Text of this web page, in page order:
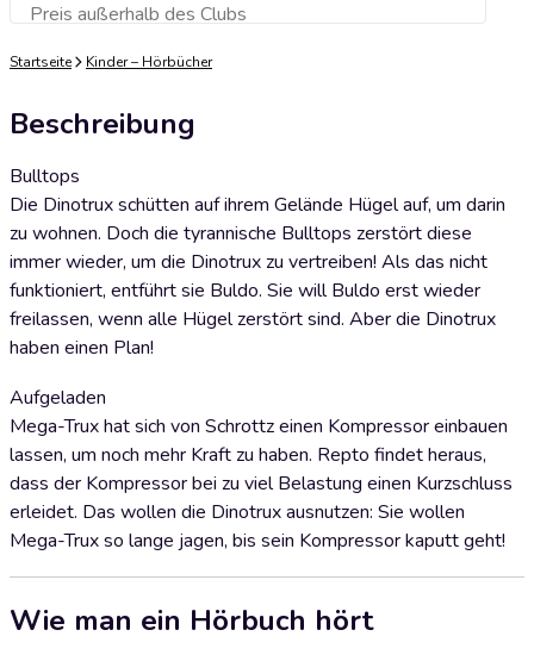
Preis außerhalb des ClubsZum Warenkorb hinzufügen
Startseite Kinder – Hörbücher
Beschreibung
Bulltops
Die Dinotrux schütten auf ihrem Gelände Hügel auf, um darin
zu wohnen. Doch die tyrannische Bulltops zerstört diese
immer wieder, um die Dinotrux zu vertreiben! Als das nicht
funktioniert, entführt sie Buldo. Sie will Buldo erst wieder
freilassen, wenn alle Hügel zerstört sind. Aber die Dinotrux
haben einen Plan!
Aufgeladen
Mega-Trux hat sich von Schrottz einen Kompressor einbauen
lassen, um noch mehr Kraft zu haben. Repto findet heraus,
dass der Kompressor bei zu viel Belastung einen Kurzschluss
erleidet. Das wollen die Dinotrux ausnutzen: Sie wollen
Mega-Trux so lange jagen, bis sein Kompressor kaputt geht!
Wie man ein Hörbuch hört